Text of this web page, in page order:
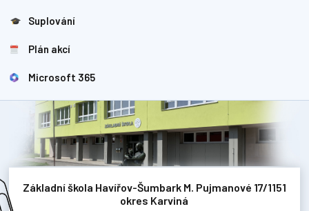
Suplování
Plán akcí
Microsoft 365
Základní škola Havířov-Šumbark M. Pujmanové 17/1151
okres Karviná